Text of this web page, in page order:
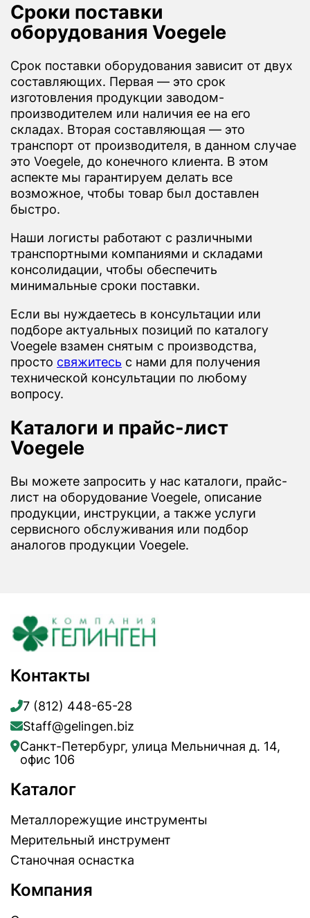
Сроки поставки
оборудования Voegele
Срок поставки оборудования зависит от двух
составляющих. Первая — это срок
изготовления продукции заводом-
производителем или наличия ее на его
складах. Вторая составляющая — это
транспорт от производителя, в данном случае
это Voegele, до конечного клиента. В этом
аспекте мы гарантируем делать все
возможное, чтобы товар был доставлен
быстро.
Наши логисты работают с различными
транспортными компаниями и складами
консолидации, чтобы обеспечить
минимальные сроки поставки.
Если вы нуждаетесь в консультации или
подборе актуальных позиций по каталогу
Voegele взамен снятым с производства,
просто свяжитесь с нами для получения
технической консультации по любому
вопросу.
Каталоги и прайс-лист
Voegele
Вы можете запросить у нас каталоги, прайс-
лист на оборудование Voegele, описание
продукции, инструкции, а также услуги
сервисного обслуживания или подбор
аналогов продукции Voegele.
Контакты
7 (812) 448-65-28
Staff@gelingen.biz
Санкт-Петербург, улица Мельничная д. 14,
офис 106
Каталог
Металлорежущие инструменты
Мерительный инструмент
Станочная оснастка
Компания